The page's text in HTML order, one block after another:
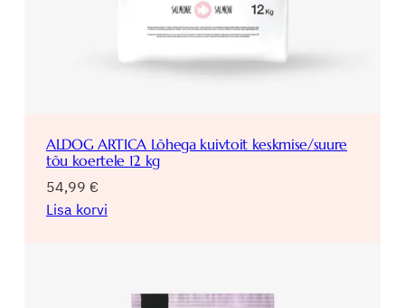
ALDOG ARTICA Lõhega kuivtoit keskmise/suure
tõu koertele 12 kg
54,99 €
Lisa korvi